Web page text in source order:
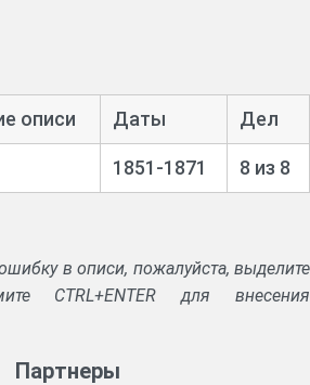
описи Даты Дел
1851-1871 8 из 8
в описи, пожалуйста, выделите
CTRL+ENTER для внесения
Партнеры